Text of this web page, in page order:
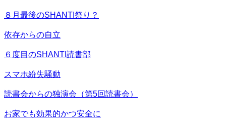
８月最後のSHANTI祭り？
依存からの自立
６度目のSHANTI読書部
スマホ紛失騒動
読書会からの独演会（第5回読書会）
お家でも効果的かつ安全に